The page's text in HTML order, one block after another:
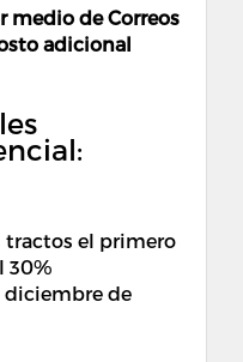
medio de Correos
adicional
tractos el primero
30%
diciembre de